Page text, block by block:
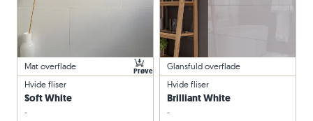
Hvide fliser
Soft White
-
Mat overflade Prøve
Hvide fliser
Brilliant White
-
Glansfuld overflade